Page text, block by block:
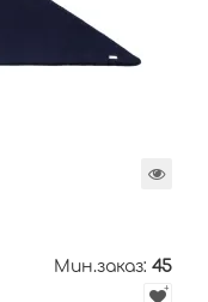
Мин.заказ: 45